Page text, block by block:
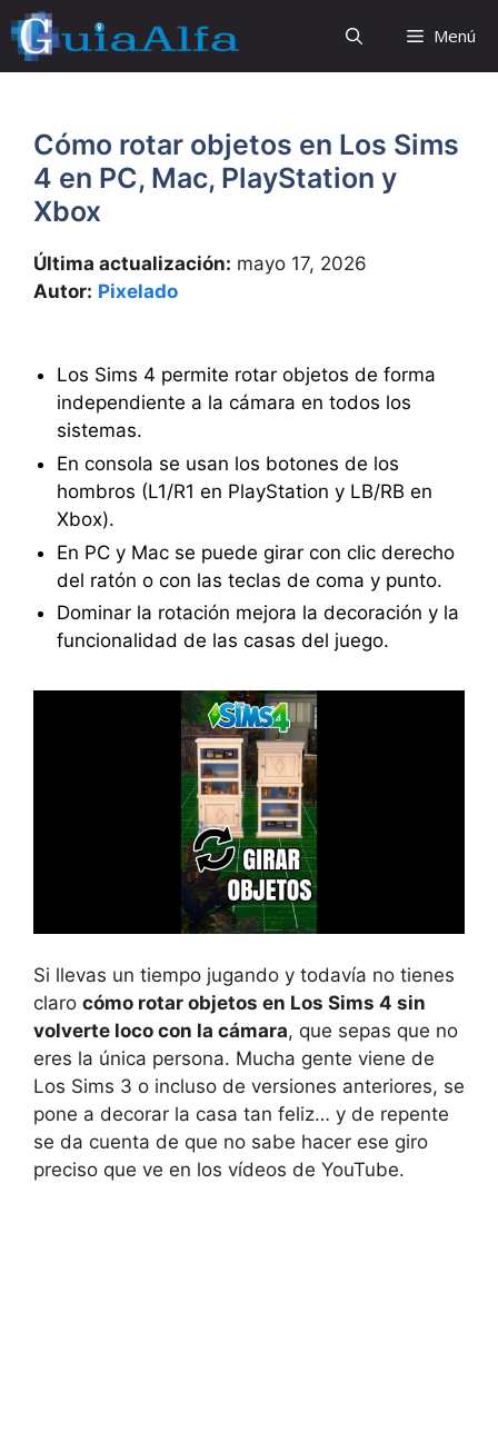
Saltar
al
contenido
Menú
Cómo rotar objetos en Los Sims
4 en PC, Mac, PlayStation y
Xbox
Última actualización: mayo 17, 2026
Autor: Pixelado
Los Sims 4 permite rotar objetos de forma
independiente a la cámara en todos los
sistemas.
En consola se usan los botones de los
hombros (L1/R1 en PlayStation y LB/RB en
Xbox).
En PC y Mac se puede girar con clic derecho
del ratón o con las teclas de coma y punto.
Dominar la rotación mejora la decoración y la
funcionalidad de las casas del juego.
Si llevas un tiempo jugando y todavía no tienes
claro cómo rotar objetos en Los Sims 4 sin
volverte loco con la cámara, que sepas que no
eres la única persona. Mucha gente viene de
Los Sims 3 o incluso de versiones anteriores, se
pone a decorar la casa tan feliz… y de repente
se da cuenta de que no sabe hacer ese giro
preciso que ve en los vídeos de YouTube.